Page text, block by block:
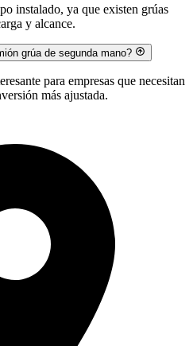
instalado, ya que existen grúas
y alcance.
grúa de segunda mano?
para empresas que necesitan
más ajustada.